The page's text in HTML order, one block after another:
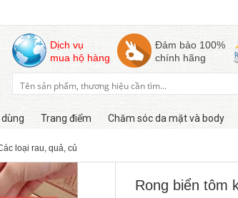
Dịch vụ
mua hộ hàng
Đảm bảo 100%
chính hãng
Trang điểm Chăm sóc da mặt và body
loại rau, quả, củ
Còn hàng
Rong biển tôm